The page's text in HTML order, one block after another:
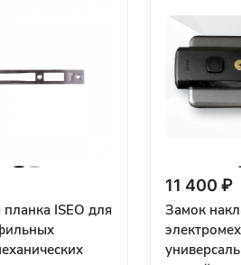
планка ISEO для
11 400 ₽
Замок